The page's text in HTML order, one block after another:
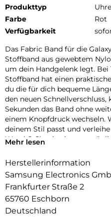
Produkttyp
Farbe
Rot
Verfügbarkeit
Das Fabric Band für die
Stoffband aus gewebtem
um dein Handgelenk legt. Bei
Stoffband hat einen
du die für dich bequeme
den neuen
Sekunden das Band ohne
einem Knopfdruck wechseln.
deinem Stil passt und
Watch8 Classic einen
Mehr lesen
Herstellerinformation
Samsung Electronics
Frankfurter Straße 2
65760 Eschborn
Deutschland